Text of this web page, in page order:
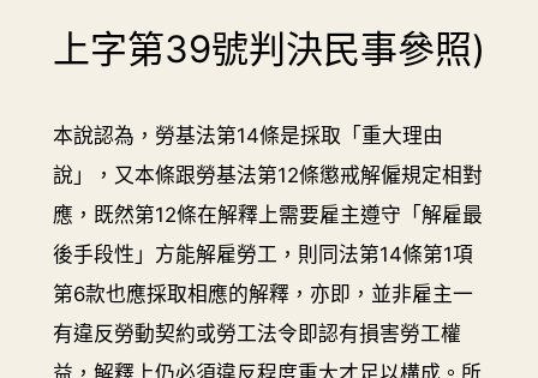
上字第39號判決民事參照)
本說認為，勞基法第14條是採取「重大理由
說」，又本條跟勞基法第12條懲戒解僱規定相對
應，既然第12條在解釋上需要雇主遵守「解雇最
後手段性」方能解雇勞工，則同法第14條第1項
第6款也應採取相應的解釋，亦即，並非雇主一
有違反勞動契約或勞工法令即認有損害勞工權